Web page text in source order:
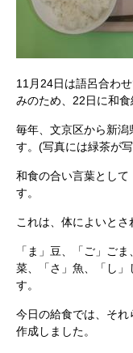
11月24日は語呂合わ
みのため、22日に和食
毎年、文京区から新潟
す。(写真には緑茶が
和食の合い言葉として
す。
これは、体によいとさ
「ま」豆、「ご」ご
菜、「さ」魚、「し
す。
今日の給食では、そ
作成しました。